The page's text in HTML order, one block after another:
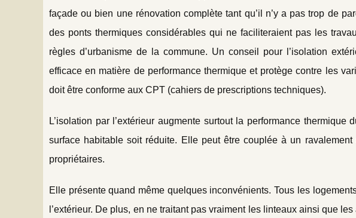
façade ou bien une rénovation complète tant qu’il n’y a pas trop de
des ponts thermiques considérables qui ne faciliteraient pas les
règles d’urbanisme de la commune. Un conseil pour l’isolation
efficace en matière de performance thermique et protège contre les
doit être conforme aux CPT (cahiers de prescriptions techniques).
L’isolation par l’extérieur augmente surtout la performance
surface habitable soit réduite. Elle peut être couplée à un
propriétaires.
Elle présente quand même quelques inconvénients. Tous les
l’extérieur. De plus, en ne traitant pas vraiment les linteaux ainsi que